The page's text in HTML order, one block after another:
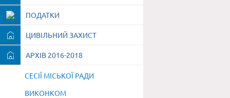
ПОДАТКИ
ЦИВІЛЬНИЙ ЗАХИСТ
АРХІВ 2016-2018
СЕСІЇ МІСЬКОЇ РАДИ
ВИКОНКОМ